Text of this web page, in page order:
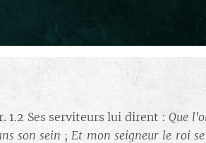
1.2 Ses serviteurs lui dirent :Que
son sein ; Et mon seigneur le roi